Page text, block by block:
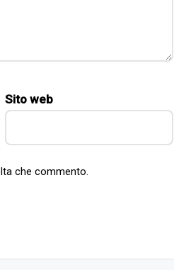
Sito web
che commento.